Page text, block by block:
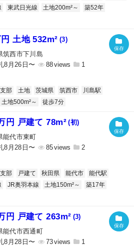
東武日光線 土地200m²～
築52年
土地 532m² (3)
筑西市下川島
8月26日〜
88 1
部 土地 茨城県 筑西市
川島駅
土地500m²～ 徒歩7分
円 戸建て 78m² (初)
能代市東町
8月28日〜
85 2
部 戸建て 秋田県 能代市
能代駅
JR奥羽本線 土地150m²～
築17年
円 戸建て 263m² (3)
能代市西通町
8月28日〜
73 1